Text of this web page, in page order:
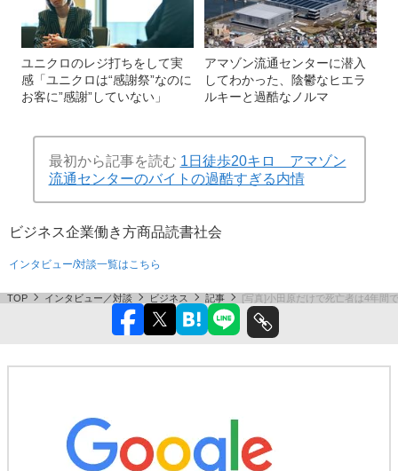
ユニクロのレジ打ちをして実
感「ユニクロは“感謝祭”なのに
お客に”感謝”していない」
アマゾン流通センターに潜入
してわかった、陰鬱なヒエラ
ルキーと過酷なノルマ
最初から記事を読む 1日徒歩20キロ アマゾン
流通センターのバイトの過酷すぎる内情
ビジネス企業働き方商品読書社会
インタビュー/対談一覧はこちら
TOP インタビュー／対談 ビジネス 記事 [写真]小田原だけで死亡者は4年間